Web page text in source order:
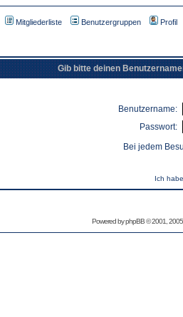
Mitgliederliste Benutzergruppen Profil
Gib bitte deinen
Benutzername:
Passwort:
Bei jedem
Ich
Powered byphpBB© 2001,